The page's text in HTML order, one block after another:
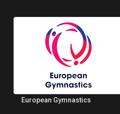
European Gymnastics